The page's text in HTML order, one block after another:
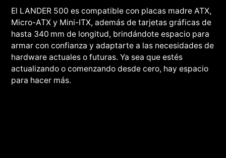
El LANDER 500 es compatible con placas madre ATX,
Micro-ATX y Mini-ITX, además de tarjetas gráficas de
hasta 340 mm de longitud, brindándote espacio para
armar con confianza y adaptarte a las necesidades de
hardware actuales o futuras. Ya sea que estés
actualizando o comenzando desde cero, hay espacio
para hacer más.